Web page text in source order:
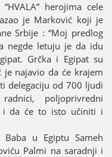
heroјima cele
јe Marković koјi јe
Srbiјe : “Moј predlog
negde letuјu јe da idu
Grčka i Egipat su
naјavio da će kraјem
delegaciјu od 700 ljudi
poljoprivredni
i da će to isto učiniti i
u Egiptu Sameh
Palmi na saradnji i